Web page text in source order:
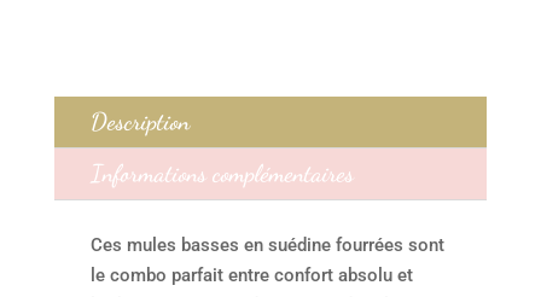
Description
Informations complémentaires
Ces mules basses en suédine fourrées sont
le combo parfait entre confort absolu et